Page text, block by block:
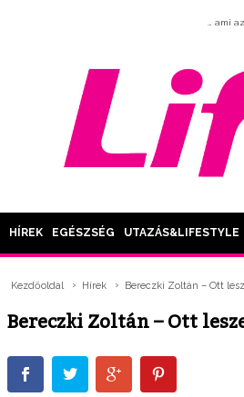
… ami
HÍREK EGÉSZSÉG UTAZÁS&LIFESTYLE
Kezdőoldal Hírek Bereczki Zoltán – Ott
Bereczki Zoltán – Ott